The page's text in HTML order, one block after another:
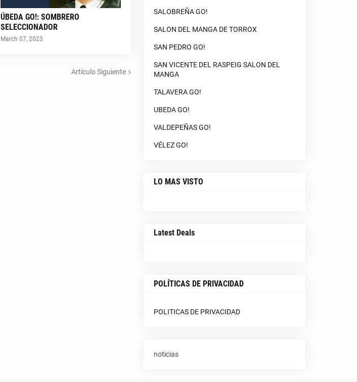
ÚBEDA GO!: SOMBRERO
SELECCIONADOR
March 07, 2023
Artículo Siguiente
SALOBREÑA GO!
SALON DEL MANGA DE TORROX
SAN PEDRO GO!
SAN VICENTE DEL RASPEIG SALON DEL
MANGA
TALAVERA GO!
UBEDA GO!
VALDEPEÑAS GO!
VÉLEZ GO!
LO MAS VISTO
Latest Deals
POLÍTICAS DE PRIVACIDAD
POLITICAS DE PRIVACIDAD
noticias